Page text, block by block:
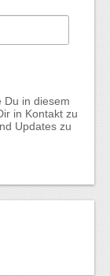
Du in diesem
in Kontakt zu
Updates zu